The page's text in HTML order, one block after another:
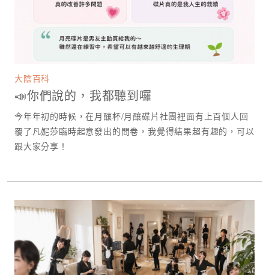
大陰百科
📣你們說的，我都聽到囉
今年年初的時候，在月釀杯/月釀碟片社團裡面有上百個人回
覆了凡妮莎臨時起意發出的問卷，我覺得結果超有趣的，可以
跟大家分享！